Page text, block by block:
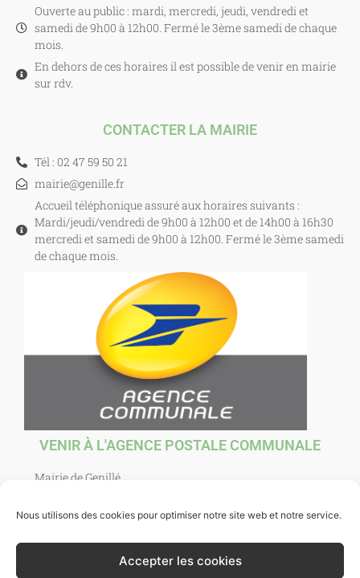
Nous utilisons des cookies pour optimiser notre site web et notre service.
Accepter les cookies
Ouverte au public : mardi, mercredi, jeudi, vendredi et
samedi de 9h00 à 12h00. Fermé le 3ème samedi de chaque
mois.
En dehors de ces horaires il est possible de venir en mairie
sur rdv.
CONTACTER LA MAIRIE
Tél : 02 47 59 50 21
mairie@genille.fr
Accueil téléphonique assuré aux horaires suivants :
Mardi/jeudi/vendredi de 9h00 à 12h00 et de 14h00 à 16h30
mercredi et samedi de 9h00 à 12h00. Fermé le 3ème samedi
de chaque mois.
VENIR À L'AGENCE POSTALE COMMUNALE
Mairie de Genillé
37460 Genillé